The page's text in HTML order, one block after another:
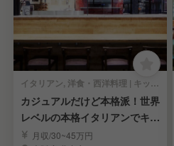
イタリアン, 洋食・西洋料理 | キッチンスタッフ
カジュアルだけど本格派！世界
レベルの本格イタリアンでキッ
チンスタッフ募集！
月収/30~45万円